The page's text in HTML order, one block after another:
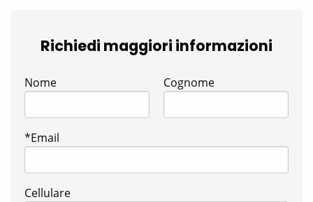
Richiedi maggiori informazioni
Nome Cognome
*Email
Cellulare